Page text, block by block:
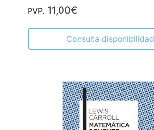
PVP. 11,00€
Consulta disponibilidad